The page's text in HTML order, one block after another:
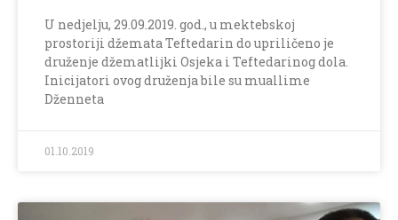
U nedjelju, 29.09.2019. god., u mektebskoj
prostoriji džemata Teftedarin do upriličeno je
druženje džematlijki Osjeka i Teftedarinog dola.
Inicijatori ovog druženja bile su muallime
Dženneta
01.10.2019